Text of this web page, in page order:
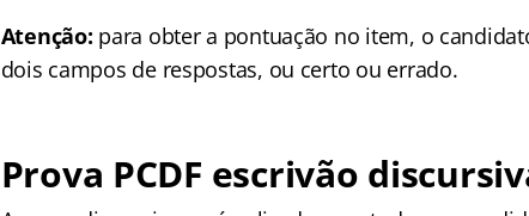
Atenção: para obter a pontuação no item, o
dois campos de respostas, ou certo ou errado.
Prova PCDF escrivão